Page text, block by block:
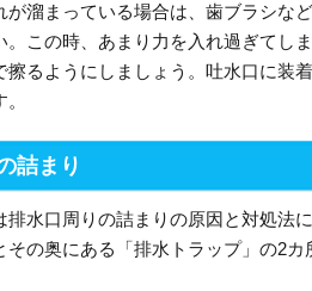
が溜まっている場合は、歯ブラシな
。この時、あまり力を入れ過ぎてし
擦るようにしましょう。吐水口に装
詰まり
排水口周りの詰まりの原因と対処法
その奥にある「排水トラップ」の2カ